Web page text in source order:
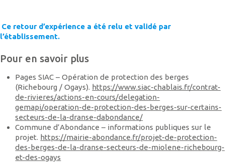
Ce retour d’expérience a été relu et validé par
l’établissement.
Pour en savoir plus
Pages SIAC – Opération de protection des berges
(Richebourg / Ogays). https://www.siac-chablais.fr/contrat-
de-rivieres/actions-en-cours/delegation-
gemapi/operation-de-protection-des-berges-sur-certains-
secteurs-de-la-dranse-dabondance/
Commune d’Abondance – informations publiques sur le
projet. https://mairie-abondance.fr/projet-de-protection-
des-berges-de-la-dranse-secteurs-de-miolene-richebourg-
et-des-ogays